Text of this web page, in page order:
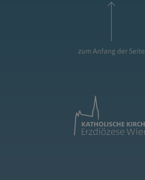
zum Anfang der Seite